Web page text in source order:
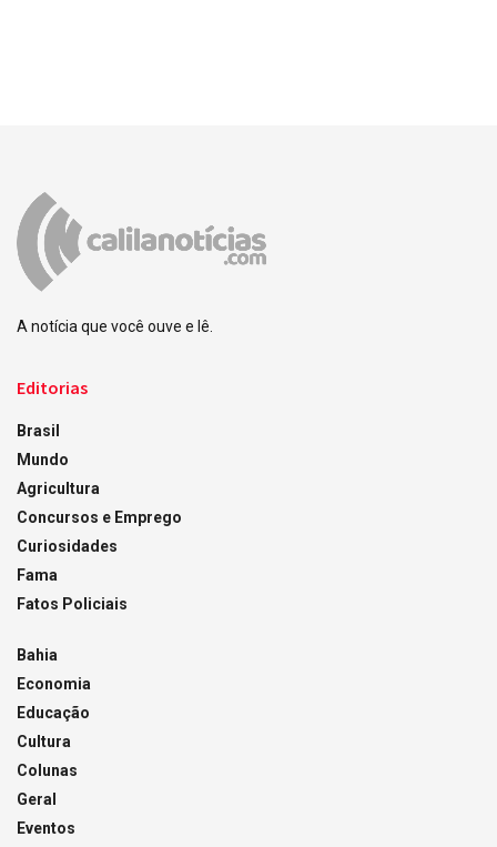
A notícia que você ouve e lê.
Editorias
Brasil
Mundo
Agricultura
Concursos e Emprego
Curiosidades
Fama
Fatos Policiais
Bahia
Economia
Educação
Cultura
Colunas
Geral
Eventos